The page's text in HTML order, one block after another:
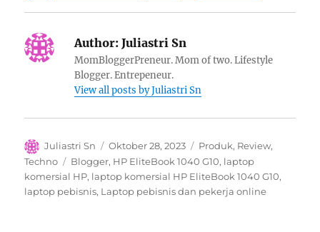
Handal Untuk RGE
Author: Juliastri Sn
MomBloggerPreneur. Mom of two. Lifestyle
Blogger. Entrepeneur.
View all posts by Juliastri Sn
Author
Juliastri Sn
Posted
on
Oktober 28, 2023 Categories
Produk, Review,
Techno
Tags
Blogger, HP EliteBook 1040 G10, laptop
komersial HP, laptop komersial HP EliteBook 1040 G10,
laptop pebisnis, Laptop pebisnis dan pekerja online